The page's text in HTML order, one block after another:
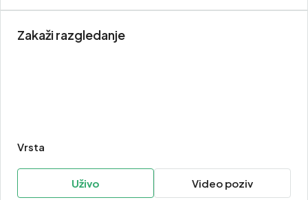
Zakaži razgledanje
Vrsta
Uživo Video poziv